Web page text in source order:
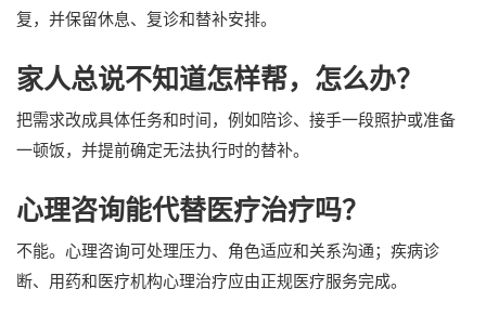
复，并保留休息、复诊和替补安排。
家人总说不知道怎样帮，怎么办？
把需求改成具体任务和时间，例如陪诊、接手一段照护或准备
一顿饭，并提前确定无法执行时的替补。
心理咨询能代替医疗治疗吗？
不能。心理咨询可处理压力、角色适应和关系沟通；疾病诊
断、用药和医疗机构心理治疗应由正规医疗服务完成。